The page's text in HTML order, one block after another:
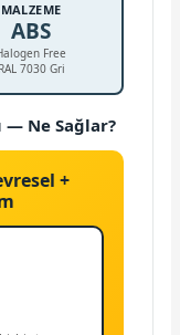
MALZEME
ABS
Free
RAL 7030 Gri
— Ne Sağlar?
+